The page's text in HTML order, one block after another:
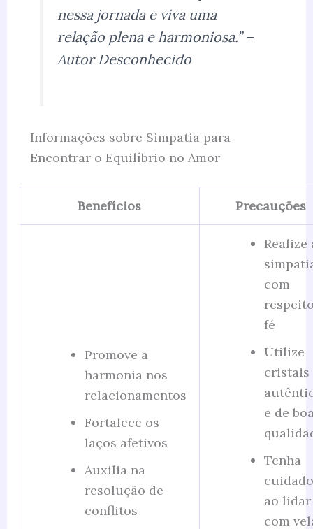
nessa jornada e viva uma
relação plena e harmoniosa.” –
Autor Desconhecido
Informações sobre Simpatia para
Encontrar o Equilíbrio no Amor
Benefícios Precauções
Promove a
harmonia nos
relacionamentos
Fortalece os
laços afetivos
Auxilia na
resolução de
conflitos
Realize
com
fé
Utilize
cristais
e de
Tenha
cuidado
ao lidar
com